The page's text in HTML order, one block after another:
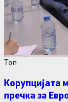
Tоп
Корупцијата
пречка за